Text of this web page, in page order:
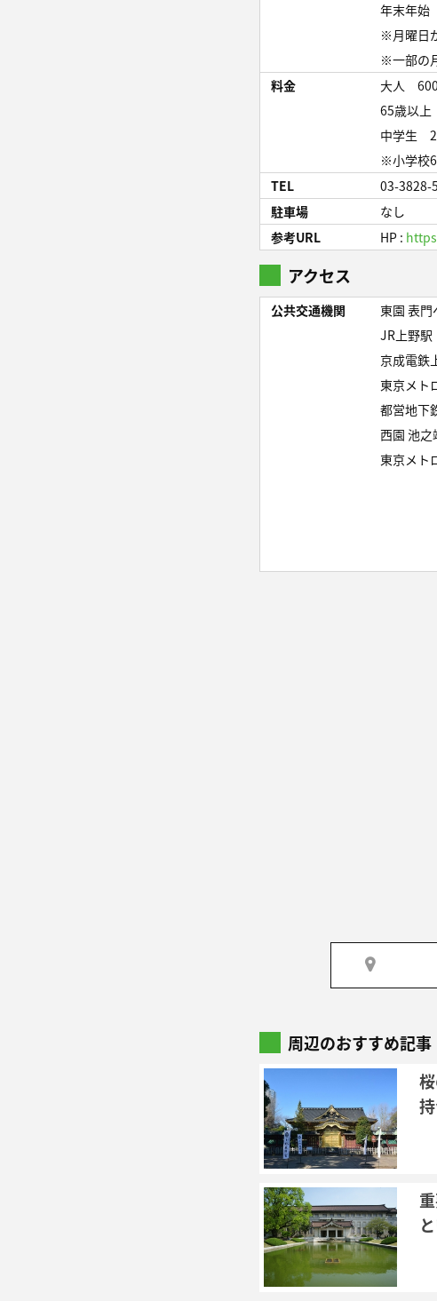
年末年始
※月曜日
※一部の
料金
大人
65歳以
中学生
※小学校6
TEL
03-3828-
駐車場
なし
参考URL
HP :
アクセス
公共交通機関
東園 表門
JR上野駅
京成電鉄
東京メト
都営地下
西園 池之
東京メト
周辺のおすすめ記事